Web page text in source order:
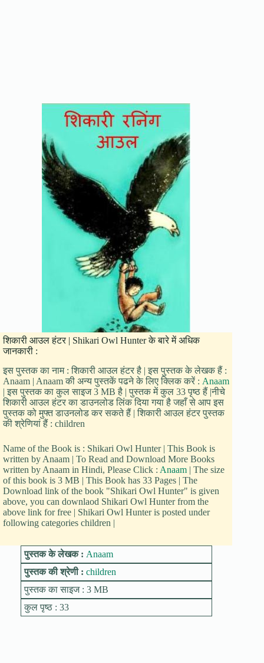
शिकारी आउल हंटर | Shikari Owl Hunter के बारे में अधिक
जानकारी :
इस पुस्तक का नाम : शिकारी आउल हंटर है | इस पुस्तक के लेखक हैं :
Anaam | Anaam की अन्य पुस्तकें पढने के लिए क्लिक करें : Anaam
| इस पुस्तक का कुल साइज 3 MB है | पुस्तक में कुल 33 पृष्ठ हैं |नीचे
शिकारी आउल हंटर का डाउनलोड लिंक दिया गया है जहाँ से आप इस
पुस्तक को मुफ्त डाउनलोड कर सकते हैं | शिकारी आउल हंटर पुस्तक
की श्रेणियां हैं : children
Name of the Book is : Shikari Owl Hunter | This Book is
written by Anaam | To Read and Download More Books
written by Anaam in Hindi, Please Click : Anaam | The size
of this book is 3 MB | This Book has 33 Pages | The
Download link of the book "Shikari Owl Hunter" is given
above, you can downlaod Shikari Owl Hunter from the
above link for free | Shikari Owl Hunter is posted under
following categories children |
पुस्तक के लेखक : Anaam
पुस्तक की श्रेणी : children
पुस्तक का साइज : 3 MB
कुल पृष्ठ : 33